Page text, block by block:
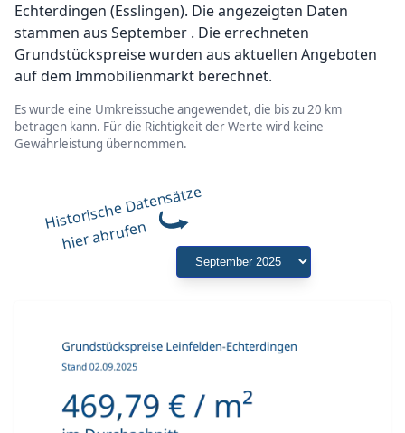
Echterdingen (Esslingen). Die angezeigten Daten
stammen aus September . Die errechneten
Grundstückspreise wurden aus aktuellen Angeboten
auf dem Immobilienmarkt berechnet.
Es wurde eine Umkreissuche angewendet, die bis zu 20 km
betragen kann. Für die Richtigkeit der Werte wird keine
Gewährleistung übernommen.
Historische Datensätze
hier abrufen